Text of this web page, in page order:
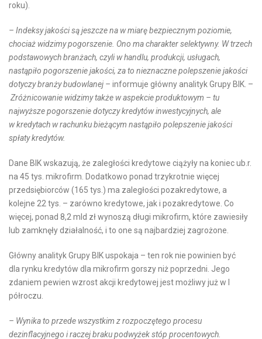
roku).
– Indeksy jakości są jeszcze na w miarę bezpiecznym poziomie,
chociaż widzimy pogorszenie. Ono ma charakter selektywny. W trzech
podstawowych branżach, czyli w handlu, produkcji, usługach,
nastąpiło pogorszenie jakości, za to nieznaczne polepszenie jakości
dotyczy branży budowlanej – informuje główny analityk Grupy BIK. –
Zróżnicowanie widzimy także w aspekcie produktowym – tu
najwyższe pogorszenie dotyczy kredytów inwestycyjnych, ale
w kredytach w rachunku bieżącym nastąpiło polepszenie jakości
spłaty kredytów.
Dane BIK wskazują, że zaległości kredytowe ciążyły na koniec ub.r.
na 45 tys. mikrofirm. Dodatkowo ponad trzykrotnie więcej
przedsiębiorców (165 tys.) ma zaległości pozakredytowe, a
kolejne 22 tys. – zarówno kredytowe, jak i pozakredytowe. Co
więcej, ponad 8,2 mld zł wynoszą długi mikrofirm, które zawiesiły
lub zamknęły działalność, i to one są najbardziej zagrożone.
Główny analityk Grupy BIK uspokaja – ten rok nie powinien być
dla rynku kredytów dla mikrofirm gorszy niż poprzedni. Jego
zdaniem pewien wzrost akcji kredytowej jest możliwy już w I
półroczu.
– Wynika to przede wszystkim z rozpoczętego procesu
dezinflacyjnego i raczej braku podwyżek stóp procentowych.